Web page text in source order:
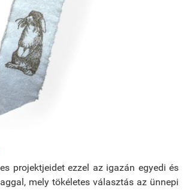
projektjeidet ezzel az igazán egyedi és
mely tökéletes választás az ünnepi